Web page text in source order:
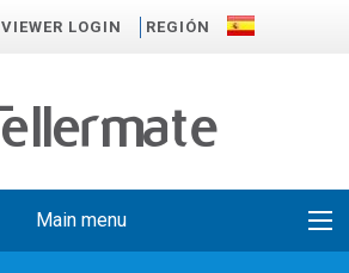
VIEWER LOGIN REGIÓN
Main menu